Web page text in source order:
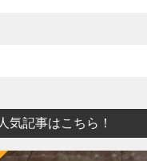
気記事はこちら！